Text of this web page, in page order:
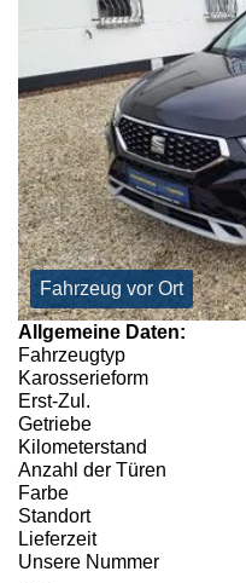
Fahrzeug vor Ort
Allgemeine Daten:
Fahrzeugtyp
Karosserieform
Erst-Zul.
Getriebe
Kilometerstand
Anzahl der Türen
Farbe
Standort
Lieferzeit
Unsere Nummer